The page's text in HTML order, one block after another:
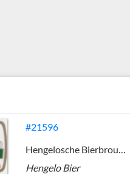
#21596
Hengelosche Bierbrouwerij (1919-1988)
Hengelo Bier